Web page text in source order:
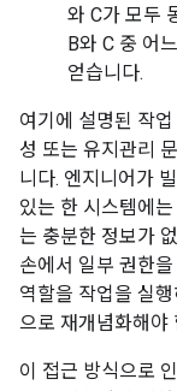
와 C가 모두
B와 C 중 어
얻습니다.
여기에 설명된 작
성 또는 유지관리
니다. 엔지니어가
있는 한 시스템에
는 충분한 정보가
손에서 일부 권한
역할을 작업을 실
으로 재개념화해야
이 접근 방식으로